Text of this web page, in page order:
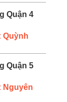
Quận 4
Quỳnh
Quận 5
Nguyên